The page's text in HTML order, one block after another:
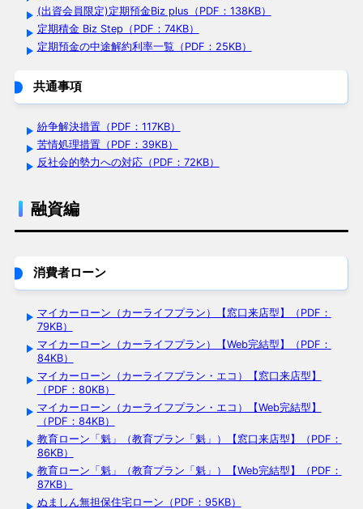
(出資会員限定)定期預金Biz plus（PDF：138KB）
定期積金 Biz Step（PDF：74KB）
定期預金の中途解約利率一覧（PDF：25KB）
共通事項
紛争解決措置（PDF：117KB）
苦情処理措置（PDF：39KB）
反社会的勢力への対応（PDF：72KB）
融資編
消費者ローン
マイカーローン（カーライフプラン）【窓口来店型】（PDF：
79KB）
マイカーローン（カーライフプラン）【Web完結型】（PDF：
84KB）
マイカーローン（カーライフプラン・エコ）【窓口来店型】
（PDF：80KB）
マイカーローン（カーライフプラン・エコ）【Web完結型】
（PDF：84KB）
教育ローン「魁」（教育プラン「魁」）【窓口来店型】（PDF：
86KB）
教育ローン「魁」（教育プラン「魁」）【Web完結型】（PDF：
87KB）
ぬましん無担保住宅ローン（PDF：95KB）